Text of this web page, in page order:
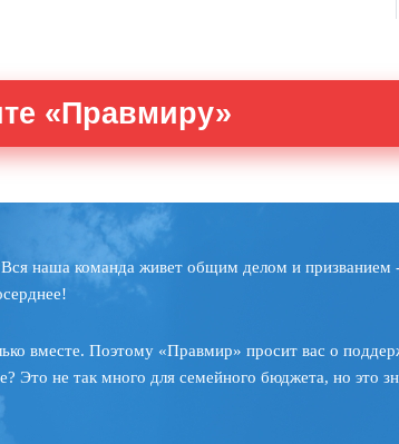
«Правмиру»
наша команда живет общим делом и призванием
вместе. Поэтому «Правмир» просит вас о
Это не так много для семейного бюджета, но это